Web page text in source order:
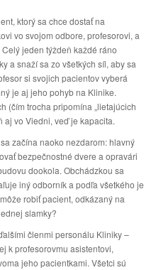
ktorý sa chce dostať na
vo svojom odbore, profesorovi, a
jeden týždeň každé ráno
a snaží sa zo všetkých síl, aby sa
si svojich pacientov vyberá
je aj jeho pohyb na Klinike.
(čím trocha pripomína „lietajúcich
aj vo Viedni, veď je kapacita.
začína naoko nezdarom: hlavný
bezpečnostné dvere a opravári
dookola. Obchádzkou sa
iný odborník a podľa všetkého je
robiť pacient, odkázaný na
slamky?
členmi personálu Kliniky –
k profesorovmu asistentovi,
jeho pacientkami. Všetci sú